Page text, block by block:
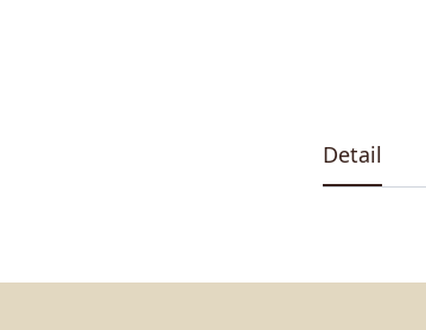
Detail